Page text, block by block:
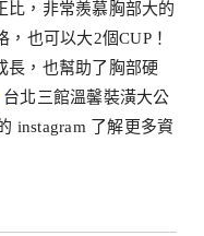
比，非常羨慕胸部大的
也可以大2個CUP！
長，也幫助了胸部硬
台北三館溫馨裝潢大公
了解更多資